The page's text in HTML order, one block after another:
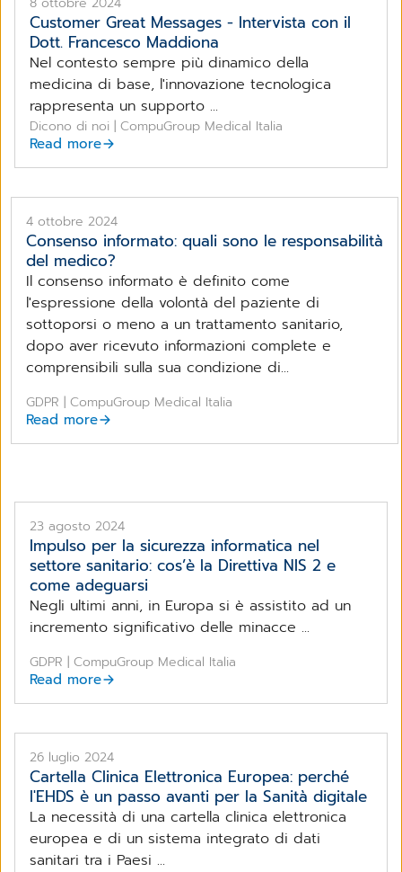
Customer Great Messages - Intervista con il
Dott. Francesco Maddiona
Nel contesto sempre più dinamico della
medicina di base, l'innovazione tecnologica
rappresenta un supporto ...
Dicono di noi | CompuGroup Medical Italia
Read more
4 ottobre 2024
Consenso informato: quali sono le responsabilità
del medico?
Il consenso informato è definito come
l'espressione della volontà del paziente di
sottoporsi o meno a un trattamento sanitario,
dopo aver ricevuto informazioni complete e
comprensibili sulla sua condizione di...
GDPR | CompuGroup Medical Italia
Read more
23 agosto 2024
Impulso per la sicurezza informatica nel
settore sanitario: cos’è la Direttiva NIS 2 e
come adeguarsi
Negli ultimi anni, in Europa si è assistito ad un
incremento significativo delle minacce ...
GDPR | CompuGroup Medical Italia
Read more
26 luglio 2024
Cartella Clinica Elettronica Europea: perché
l'EHDS è un passo avanti per la Sanità digitale
La necessità di una cartella clinica elettronica
europea e di un sistema integrato di dati
sanitari tra i Paesi ...